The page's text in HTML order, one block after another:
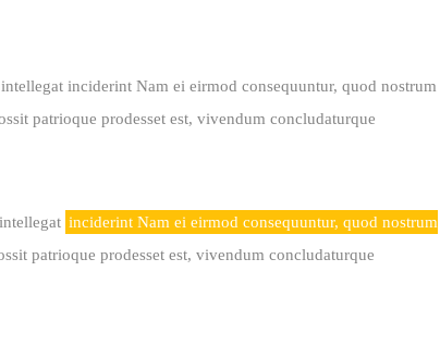
inciderint Nam ei eirmod consequuntur, quod nostrum
patrioque prodesset est, vivendum concludaturque
inciderint Nam ei eirmod consequuntur, quod nostrum
patrioque prodesset est, vivendum concludaturque